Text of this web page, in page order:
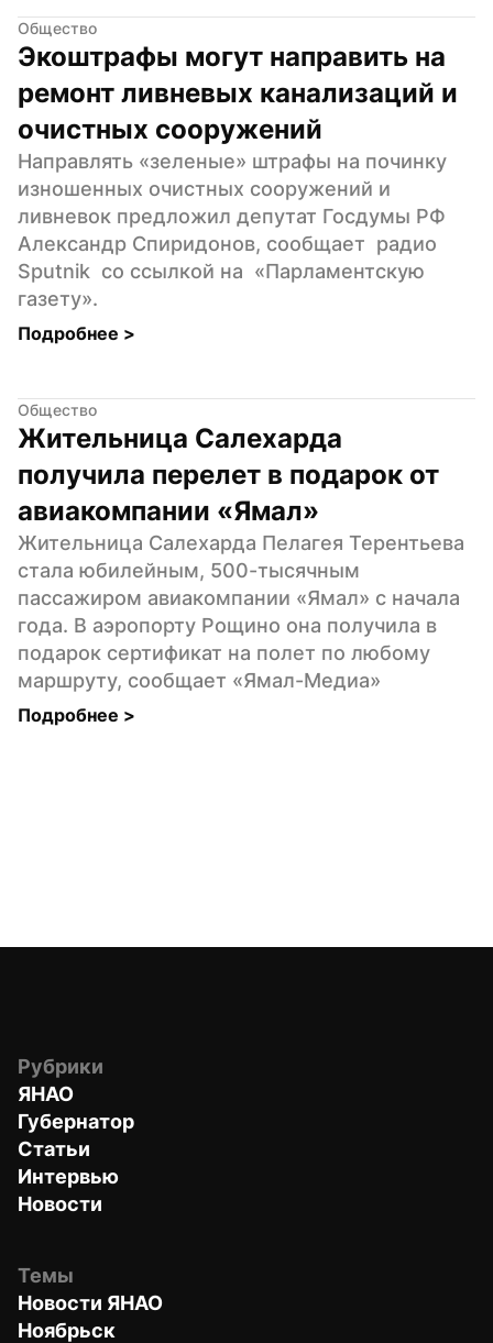
Общество
Экоштрафы могут направить на
ремонт ливневых канализаций и
очистных сооружений
Направлять «зеленые» штрафы на починку
изношенных очистных сооружений и
ливневок предложил депутат Госдумы РФ
Александр Спиридонов, сообщает  радио
Sputnik  со ссылкой на  «Парламентскую
газету».
Подробнее >
Общество
Жительница Салехарда
получила перелет в подарок от
авиакомпании «Ямал»
Жительница Салехарда Пелагея Терентьева
стала юбилейным, 500-тысячным
пассажиром авиакомпании «Ямал» с начала
года. В аэропорту Рощино она получила в
подарок сертификат на полет по любому
маршруту, сообщает «Ямал-Медиа»
Подробнее >
Рубрики
ЯНАО
Губернатор
Статьи
Интервью
Новости
Темы
Новости ЯНАО
Ноябрьск